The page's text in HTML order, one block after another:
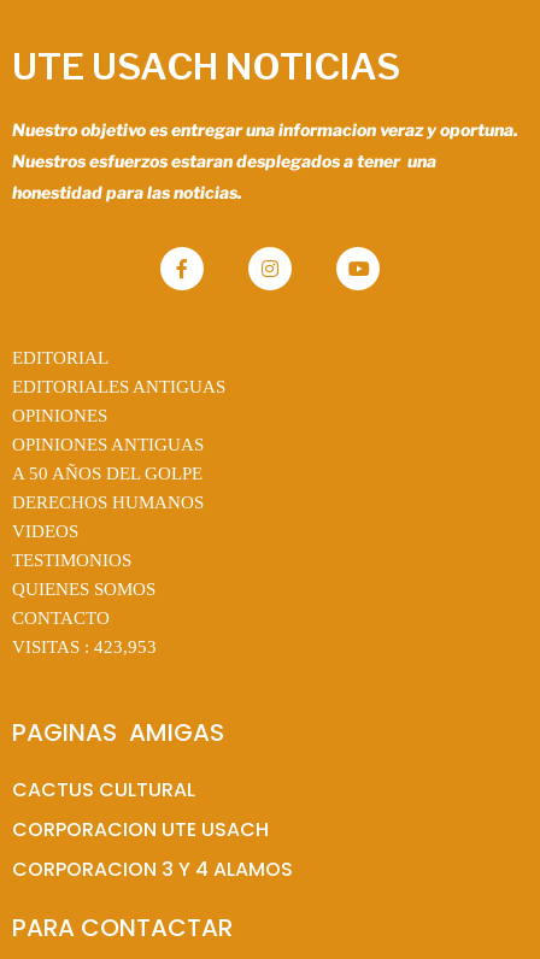
UTE USACH NOTICIAS
Nuestro objetivo es entregar una informacion veraz y oportuna.
Nuestros esfuerzos estaran desplegados a tener una
honestidad para las noticias.
EDITORIAL
EDITORIALES ANTIGUAS
OPINIONES
OPINIONES ANTIGUAS
A 50 AÑOS DEL GOLPE
DERECHOS HUMANOS
VIDEOS
TESTIMONIOS
QUIENES SOMOS
CONTACTO
VISITAS : 423,953
PAGINAS  AMIGAS
CACTUS CULTURAL
CORPORACION UTE USACH
CORPORACION 3 Y 4 ALAMOS
PARA CONTACTAR